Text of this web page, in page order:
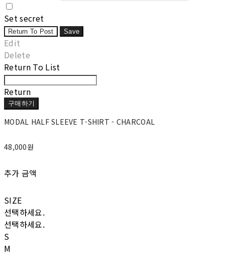
Set secret
Return To Post Save
Edit
Delete
Return To List
Return
구매하기
MODAL HALF SLEEVE T-SHIRT - CHARCOAL
48,000원
추가 금액
SIZE
선택하세요.
선택하세요.
S
M